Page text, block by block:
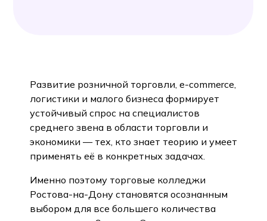
Развитие розничной торговли, e-commerce,
логистики и малого бизнеса формирует
устойчивый спрос на специалистов
среднего звена в области торговли и
экономики — тех, кто знает теорию и умеет
применять её в конкретных задачах.
Именно поэтому торговые колледжи
Ростова-на-Дону становятся осознанным
выбором для все большего количества